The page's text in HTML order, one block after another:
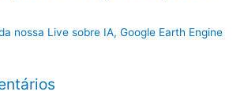
nossa Live sobre IA, Google Earth Engine